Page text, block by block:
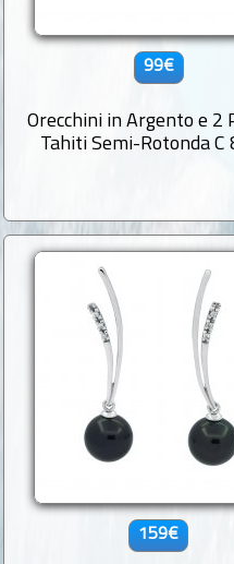
99€
Orecchini in Argento e 2
Tahiti Semi-Rotonda C
159€